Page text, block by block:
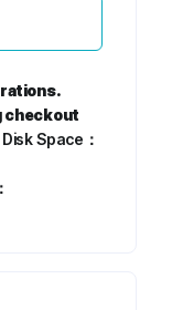
checkout
Disk Space：